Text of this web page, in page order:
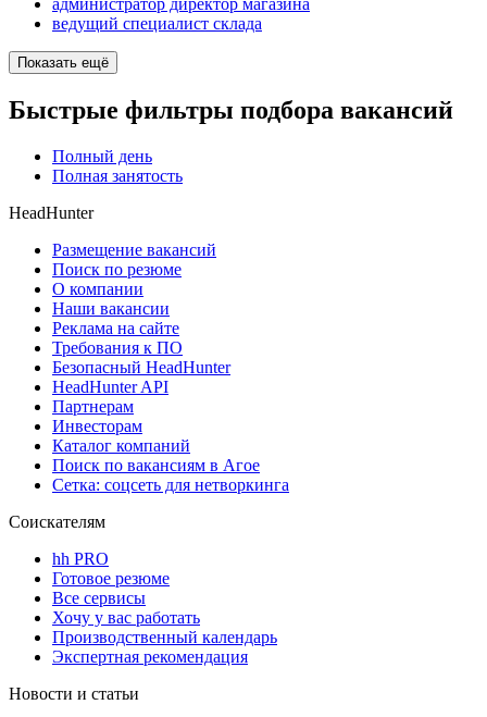
администратор директор магазина
ведущий специалист склада
Показать ещё
Быстрые фильтры подбора вакансий
Полный день
Полная занятость
HeadHunter
Размещение вакансий
Поиск по резюме
О компании
Наши вакансии
Реклама на сайте
Требования к ПО
Безопасный HeadHunter
HeadHunter API
Партнерам
Инвесторам
Каталог компаний
Поиск по вакансиям в Агое
Сетка: соцсеть для нетворкинга
Соискателям
hh PRO
Готовое резюме
Все сервисы
Хочу у вас работать
Производственный календарь
Экспертная рекомендация
Новости и статьи